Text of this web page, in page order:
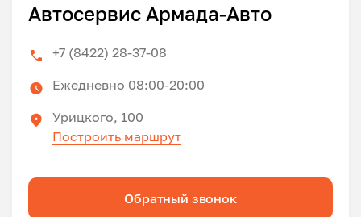
Автосервис Армада-Авто
+7 (8422) 28-37-08
Ежедневно 08:00-20:00
Урицкого, 100
Построить маршрут
Обратный звонок